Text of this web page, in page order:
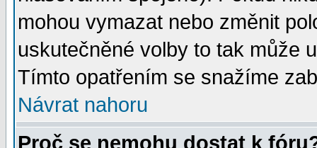
mohou vymazat nebo změnit
uskutečněné volby to tak může
Tímto opatřením se snažíme
Návrat nahoru
Proč se nemohu dostat k